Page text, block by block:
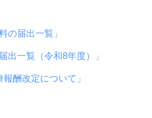
の届出一覧」
出一覧（令和8年度）」
酬改定について」